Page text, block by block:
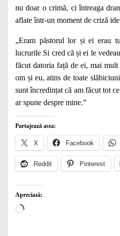
nu doar o crimă, ci întreaga
aflate într-un moment de criză
„Eram păstorul lor și ei erau
lucrurile Si cred că și ei le
făcut datoria față de ei, mai
om și eu, atins de toate
sunt încredințat că am făcut tot
ar spune despre mine.”
Partajează asta:
X Facebook
Reddit Pinterest
Apreciază:
Încarc...